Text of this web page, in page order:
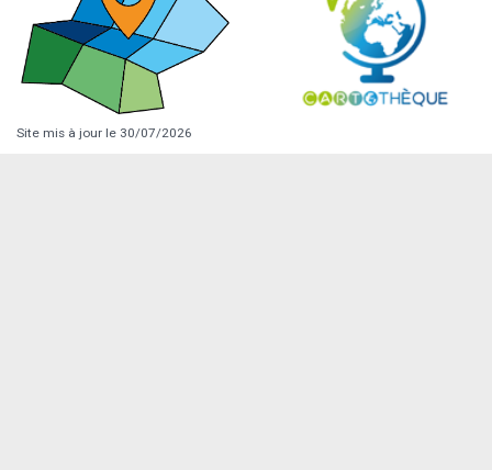
Site mis à jour le 30/07/2026